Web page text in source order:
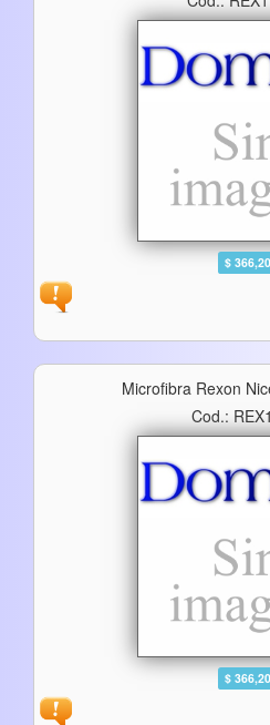
$ 366,20
Microfibra Rexon
Cod.:
$ 366,20